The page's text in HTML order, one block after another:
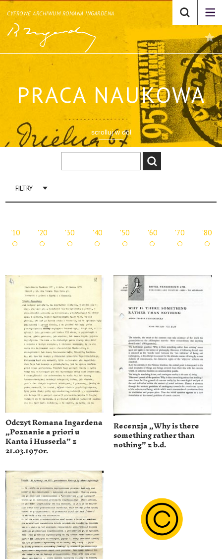
CYFROWE ARCHIWUM ROMANA INGARDENA
PRACA NAUKOWA
scrolluj w dół
FILTRY
'10 '20 '30 '40 '50 '60 '70 '80
Odczyt Romana Ingardena
„Poznanie a priori u
Kanta i Husserla” z
21.03.1970r.
Recenzja „Why is there
something rather than
nothing” z b.d.